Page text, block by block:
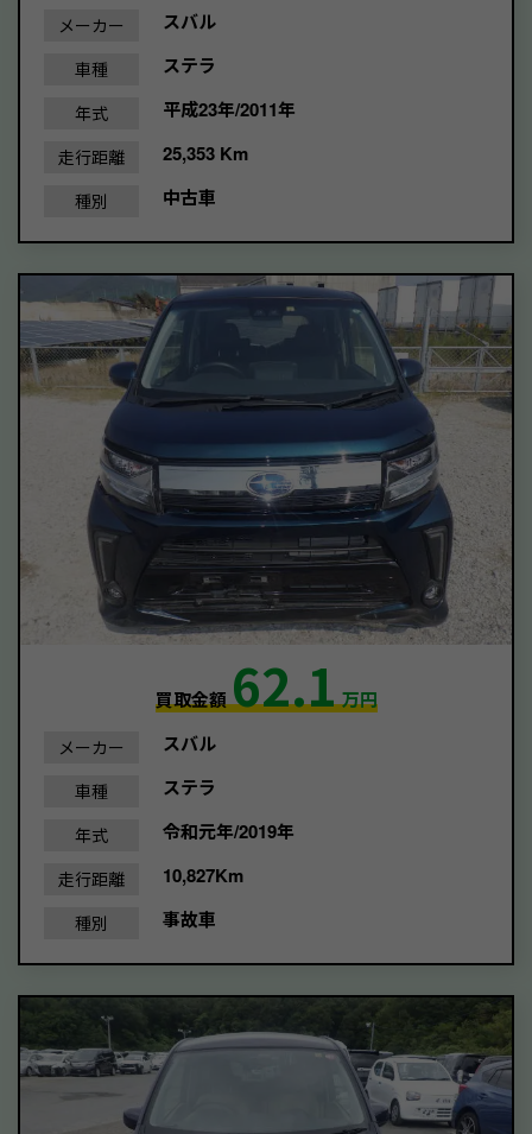
メーカー スバル
車種 ステラ
年式 平成23年/2011年
走行距離 25,353 Km
種別 中古車
買取金額62.1万円
メーカー スバル
車種 ステラ
年式 令和元年/2019年
走行距離 10,827Km
種別 事故車